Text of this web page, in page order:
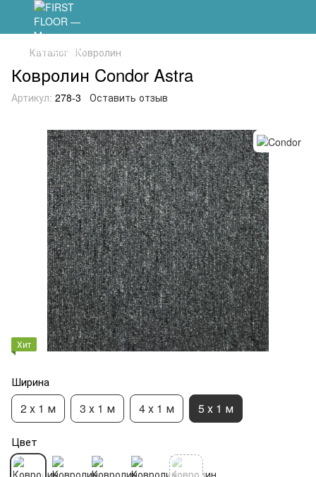
Каталог Ковролин
Ковролин Condor Astra
Артикул: 278-3 Оставить отзыв
Хит
Ширина
2 х 1 м 3 х 1 м 4 х 1 м 5 х 1 м
Цвет